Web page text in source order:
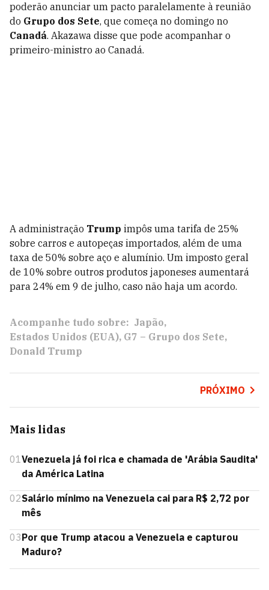
poderão anunciar um pacto paralelamente à reunião
do Grupo dos Sete, que começa no domingo no
Canadá. Akazawa disse que pode acompanhar o
primeiro-ministro ao Canadá.
A administração Trump impôs uma tarifa de 25%
sobre carros e autopeças importados, além de uma
taxa de 50% sobre aço e alumínio. Um imposto geral
de 10% sobre outros produtos japoneses aumentará
para 24% em 9 de julho, caso não haja um acordo.
Acompanhe tudo sobre: Japão
Estados Unidos (EUA) G7 – Grupo dos Sete
Donald Trump
PRÓXIMO
Mais lidas
01Venezuela já foi rica e chamada de 'Arábia Saudita'
da América Latina
02Salário mínimo na Venezuela cai para R$ 2,72 por
mês
03Por que Trump atacou a Venezuela e capturou
Maduro?